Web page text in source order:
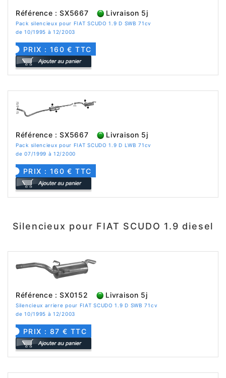
Référence : SX5667 Livraison 5j
Pack silencieux pour FIAT SCUDO 1.9 D SWB 71cv
de 10/1995 à 12/2003
PRIX : 160 € TTC
Référence : SX5667 Livraison 5j
Pack silencieux pour FIAT SCUDO 1.9 D LWB 71cv
de 07/1999 à 12/2000
PRIX : 160 € TTC
Silencieux pour FIAT SCUDO 1.9 diesel
Référence : SX0152 Livraison 5j
Silencieux arriere pour FIAT SCUDO 1.9 D SWB 71cv
de 10/1995 à 12/2003
PRIX : 87 € TTC